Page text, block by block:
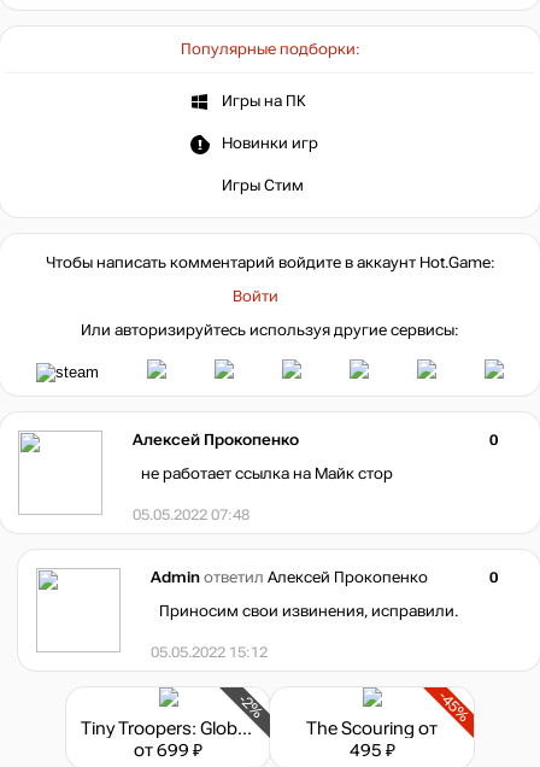
Популярные подборки:
Игры на ПК
Новинки игр
Игры Стим
Чтобы написать комментарий войдите в аккаунт Hot.Game:
Войти
Или авторизируйтесь используя другие сервисы:
Алексей Прокопенко
0
не работает ссылка на Майк стор
05.05.2022 07:48
Admin ответил Алексей Прокопенко
0
Приносим свои извинения, исправили.
05.05.2022 15:12
-2%
Tiny Troopers: Global Ops
от 699 ₽
-45%
The Scouring от
495 ₽